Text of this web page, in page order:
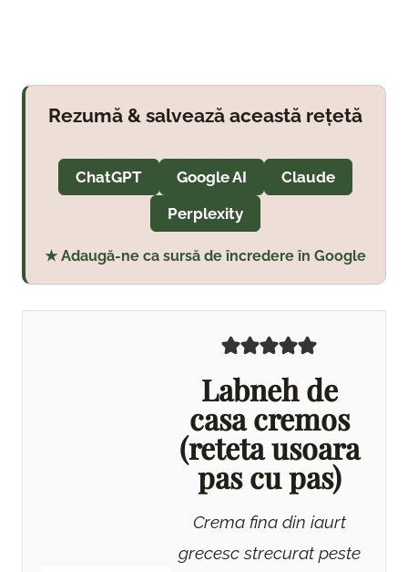
Rezumă & salvează această rețetă
ChatGPT Google AI
Claude
Perplexity
★ Adaugă-ne ca sursă de încredere în Google
Labneh de
casa cremos
(reteta usoara
pas cu pas)
Crema fina din iaurt
grecesc strecurat peste